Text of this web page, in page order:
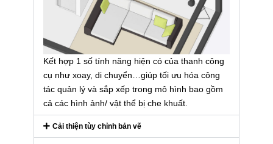
Kết hợp 1 số tính năng hiện có của thanh công
cụ như xoay, di chuyển…giúp tối ưu hóa công
tác quản lý và sắp xếp trong mô hình bao gồm
cả các hình ảnh/ vật thể bị che khuất.
Cải thiện tùy chỉnh bản vẽ